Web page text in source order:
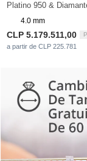
Platino 950 &
4.0 mm
CLP 5.179.511,00
a partir de CLP 225.781